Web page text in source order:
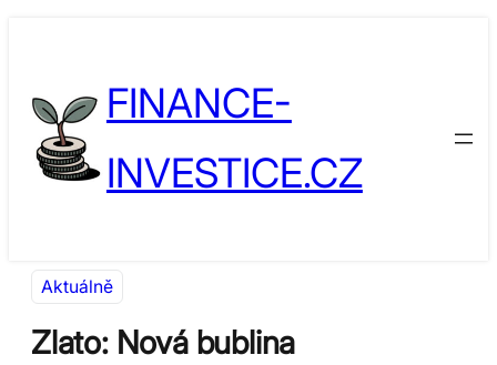
FINANCE-
INVESTICE.CZ
Aktuálně
Zlato: Nová bublina